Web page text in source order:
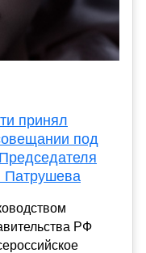
принял
под
Патрушева
РФ